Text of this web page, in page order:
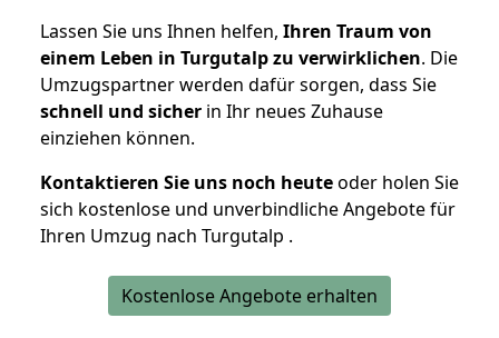
Lassen Sie uns Ihnen helfen, Ihren Traum von
einem Leben in Turgutalp zu verwirklichen. Die
Umzugspartner werden dafür sorgen, dass Sie
schnell und sicher in Ihr neues Zuhause
einziehen können.
Kontaktieren Sie uns noch heuteoder holen Sie
sich kostenlose und unverbindliche Angebote für
Ihren Umzug nach Turgutalp .
Kostenlose Angebote erhalten